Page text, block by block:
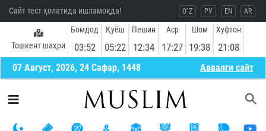
Сайт тест ҳолатида ишламоқда! O`Z РУ EN AR
Тошкент шаҳри
Бомдод
03:52
Қуёш
05:22
Пешин
12:34
Аср
17:27
Шом
19:38
Хуфтон
21:08
07 Август, 2026, 24 Сафар, 1448 Aввалги сайт